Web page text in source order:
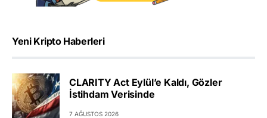
Yeni Kripto Haberleri
CLARITY Act Eylül’e Kaldı, Gözler
İstihdam Verisinde
7 AĞUSTOS 2026